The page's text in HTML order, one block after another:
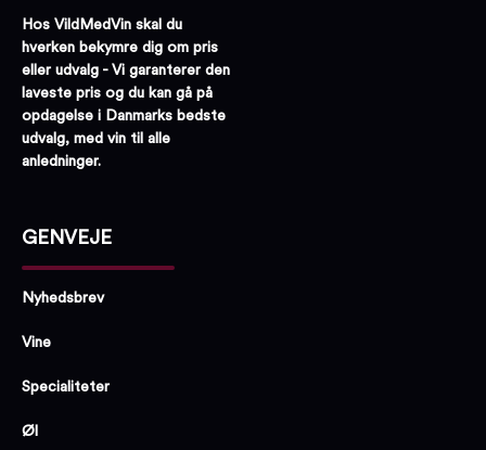
Hos VildMedVin skal du
hverken bekymre dig om pris
eller udvalg - Vi garanterer den
laveste pris og du kan gå på
opdagelse i Danmarks bedste
udvalg, med vin til alle
anledninger.
GENVEJE
Nyhedsbrev
Vine
Specialiteter
Øl